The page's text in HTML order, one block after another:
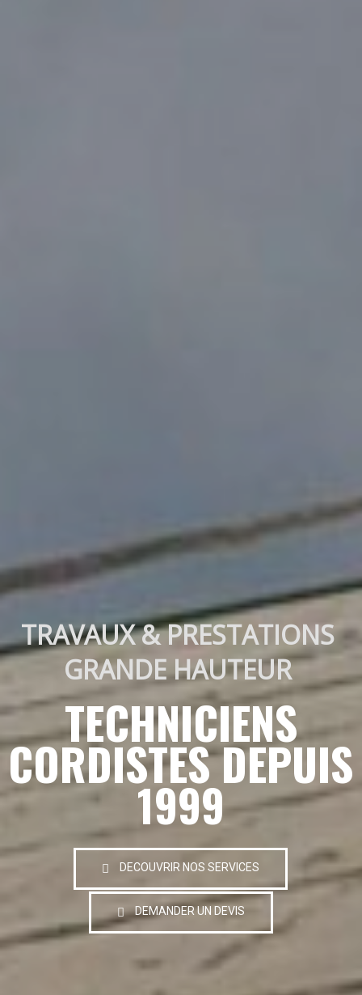
TRAVAUX & PRESTATIONS
GRANDE HAUTEUR
TECHNICIENS
CORDISTES DEPUIS
1999
DECOUVRIR NOS SERVICES
DEMANDER UN DEVIS